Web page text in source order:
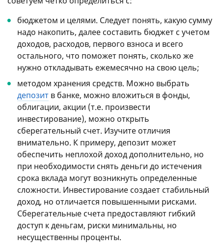
бюджетом и целями. Следует понять, какую сумму
надо накопить, далее составить бюджет с учетом
доходов, расходов, первого взноса и всего
остального, что поможет понять, сколько же
нужно откладывать ежемесячно на свою цель;
методом хранения средств. Можно выбрать
депозит в банке, можно вложиться в фонды,
облигации, акции (т.е. произвести
инвестирование), можно открыть
сберегательный счет. Изучите отличия
внимательно. К примеру, депозит может
обеспечить неплохой доход дополнительно, но
при необходимости снять деньги до истечения
срока вклада могут возникнуть определенные
сложности. Инвестирование создает стабильный
доход, но отличается повышенными рисками.
Сберегательные счета предоставляют гибкий
доступ к деньгам, риски минимальны, но
несущественны проценты.